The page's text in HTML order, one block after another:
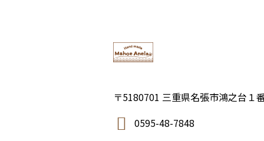
〒5180701 三重県名張市鴻之台１
0595-48-7848